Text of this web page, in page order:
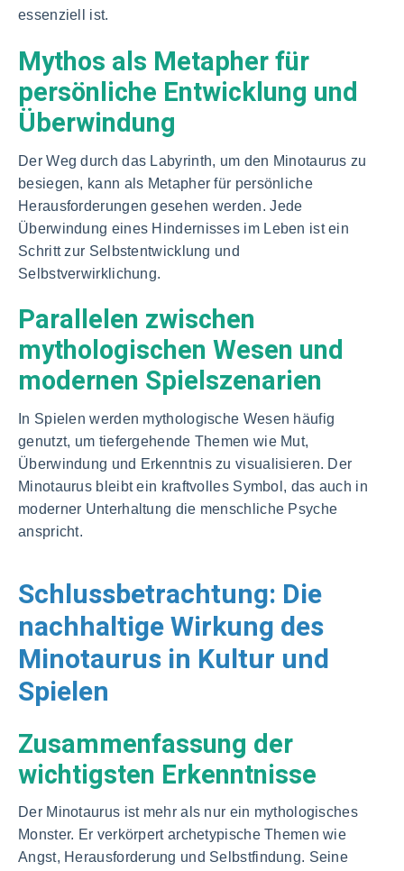
essenziell ist.
Mythos als Metapher für
persönliche Entwicklung und
Überwindung
Der Weg durch das Labyrinth, um den Minotaurus zu
besiegen, kann als Metapher für persönliche
Herausforderungen gesehen werden. Jede
Überwindung eines Hindernisses im Leben ist ein
Schritt zur Selbstentwicklung und
Selbstverwirklichung.
Parallelen zwischen
mythologischen Wesen und
modernen Spielszenarien
In Spielen werden mythologische Wesen häufig
genutzt, um tiefergehende Themen wie Mut,
Überwindung und Erkenntnis zu visualisieren. Der
Minotaurus bleibt ein kraftvolles Symbol, das auch in
moderner Unterhaltung die menschliche Psyche
anspricht.
Schlussbetrachtung: Die
nachhaltige Wirkung des
Minotaurus in Kultur und
Spielen
Zusammenfassung der
wichtigsten Erkenntnisse
Der Minotaurus ist mehr als nur ein mythologisches
Monster. Er verkörpert archetypische Themen wie
Angst, Herausforderung und Selbstfindung. Seine